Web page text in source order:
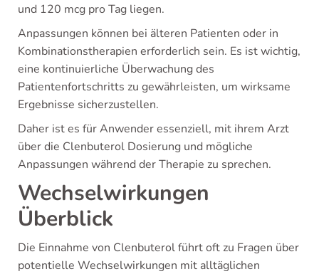
und 120 mcg pro Tag liegen.
Anpassungen können bei älteren Patienten oder in
Kombinationstherapien erforderlich sein. Es ist wichtig,
eine kontinuierliche Überwachung des
Patientenfortschritts zu gewährleisten, um wirksame
Ergebnisse sicherzustellen.
Daher ist es für Anwender essenziell, mit ihrem Arzt
über die Clenbuterol Dosierung und mögliche
Anpassungen während der Therapie zu sprechen.
Wechselwirkungen
Überblick
Die Einnahme von Clenbuterol führt oft zu Fragen über
potentielle Wechselwirkungen mit alltäglichen